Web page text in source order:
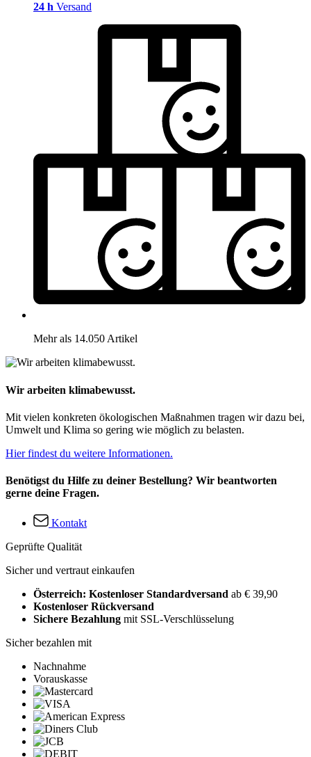
24 h Versand
Mehr als 14.050 Artikel
Wir arbeiten klimabewusst.
Mit vielen konkreten ökologischen Maßnahmen tragen wir dazu bei,
Umwelt und Klima so gering wie möglich zu belasten.
Hier findest du weitere Informationen.
Benötigst du Hilfe zu deiner Bestellung? Wir beantworten
gerne deine Fragen.
Kontakt
Geprüfte Qualität
Sicher und vertraut einkaufen
Österreich: Kostenloser Standardversand ab € 39,90
Kostenloser Rückversand
Sichere Bezahlung mit SSL-Verschlüsselung
Sicher bezahlen mit
Nachnahme
Vorauskasse